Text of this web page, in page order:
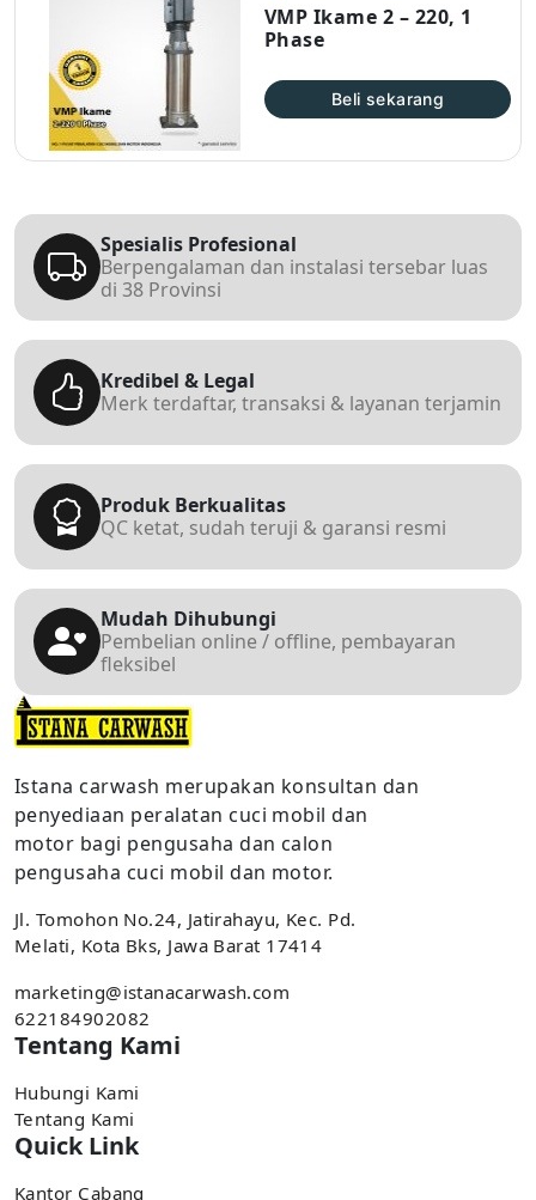
VMP Ikame 2 – 220, 1
Phase
Beli sekarang
Spesialis Profesional
Berpengalaman dan instalasi tersebar luas
di 38 Provinsi
Kredibel & Legal
Merk terdaftar, transaksi & layanan terjamin
Produk Berkualitas
QC ketat, sudah teruji & garansi resmi
Mudah Dihubungi
Pembelian online / offline, pembayaran
fleksibel
Istana carwash merupakan konsultan dan
penyediaan peralatan cuci mobil dan
motor bagi pengusaha dan calon
pengusaha cuci mobil dan motor.
Jl. Tomohon No.24, Jatirahayu, Kec. Pd.
Melati, Kota Bks, Jawa Barat 17414
marketing@istanacarwash.com
622184902082
Tentang Kami
Hubungi Kami
Tentang Kami
Quick Link
Kantor Cabang